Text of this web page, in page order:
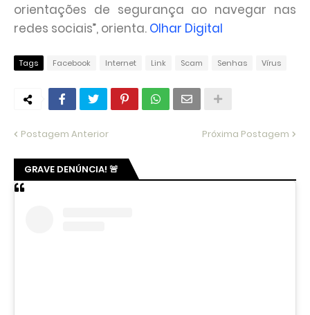
orientações de segurança ao navegar nas
redes sociais”, orienta. Olhar Digital
Tags Facebook Internet Link Scam Senhas Vírus
Postagem Anterior Próxima Postagem
GRAVE DENÚNCIA! 🚨